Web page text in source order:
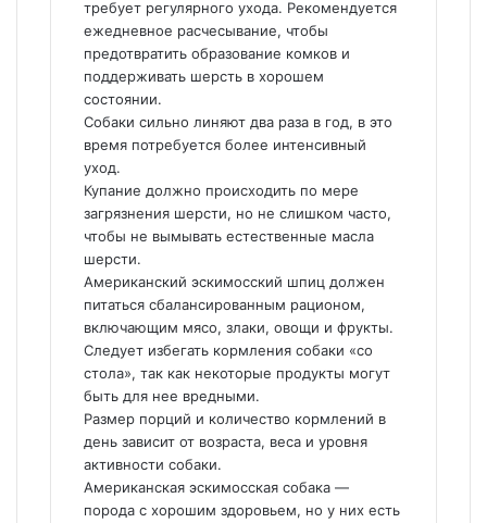
требует регулярного ухода. Рекомендуется
ежедневное расчесывание, чтобы
предотвратить образование комков и
поддерживать шерсть в хорошем
состоянии.
Собаки сильно линяют два раза в год, в это
время потребуется более интенсивный
уход.
Купание должно происходить по мере
загрязнения шерсти, но не слишком часто,
чтобы не вымывать естественные масла
шерсти.
Американский эскимосский шпиц должен
питаться сбалансированным рационом,
включающим мясо, злаки, овощи и фрукты.
Следует избегать кормления собаки «со
стола», так как некоторые продукты могут
быть для нее вредными.
Размер порций и количество кормлений в
день зависит от возраста, веса и уровня
активности собаки.
Американская эскимосская собака —
порода с хорошим здоровьем, но у них есть